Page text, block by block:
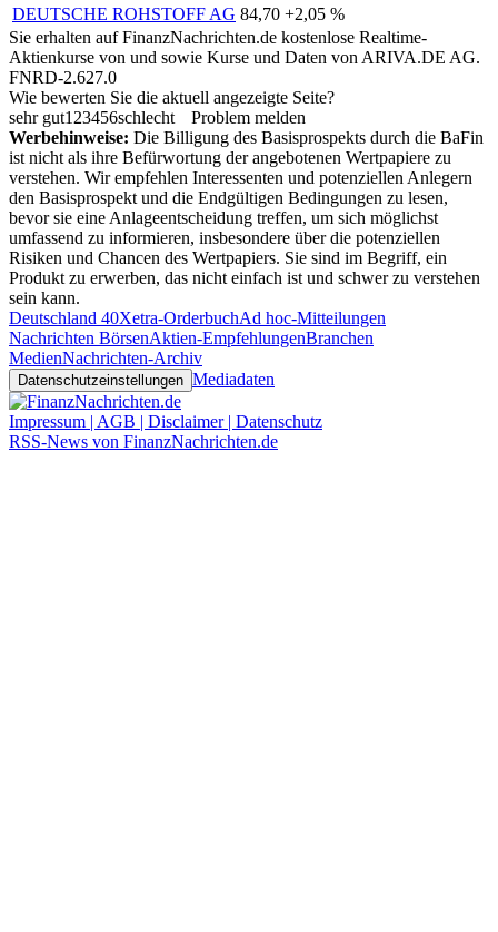
DEUTSCHE ROHSTOFF AG 84,70 +2,05 %
Sie erhalten auf FinanzNachrichten.de kostenlose Realtime-
Aktienkurse von und sowie Kurse und Daten von ARIVA.DE AG.
FNRD-2.627.0
Wie bewerten Sie die aktuell angezeigte Seite?
sehr gut1 23456schlecht
Problem melden
Werbehinweise: Die Billigung des Basisprospekts durch die BaFin
ist nicht als ihre Befürwortung der angebotenen Wertpapiere zu
verstehen. Wir empfehlen Interessenten und potenziellen Anlegern
den Basisprospekt und die Endgültigen Bedingungen zu lesen,
bevor sie eine Anlageentscheidung treffen, um sich möglichst
umfassend zu informieren, insbesondere über die potenziellen
Risiken und Chancen des Wertpapiers. Sie sind im Begriff, ein
Produkt zu erwerben, das nicht einfach ist und schwer zu verstehen
sein kann.
Deutschland 40Xetra-OrderbuchAd hoc-Mitteilungen
Nachrichten BörsenAktien-EmpfehlungenBranchen
MedienNachrichten-Archiv
Datenschutzeinstellungen Mediadaten
Impressum | AGB | Disclaimer | Datenschutz
RSS-News von FinanzNachrichten.de